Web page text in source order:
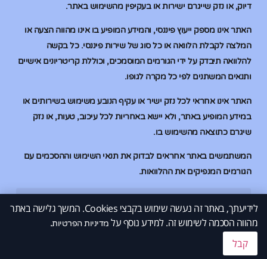
דיוק, או נזק שייגרם ישירות או בעקיפין מהשימוש באתר.
האתר אינו מספק ייעוץ פיננסי, והמידע המופיע בו אינו מהווה הצעה או
המלצה לקבלת הלוואה או כל סוג של שירות פיננסי. כל בקשה
להלוואה תיבדק על ידי הגורמים המוסמכים, וכוללת קריטריונים אישיים
ותנאים המשתנים לפי כל מקרה לגופו.
האתר אינו אחראי לכל נזק ישיר או עקיף הנובע משימוש בשירותים או
במידע המופיע באתר, ולא יישא באחריות לכל עיכוב, טעות, או נזק
שיגרם כתוצאה מהשימוש בו.
המשתמשים באתר אחראים לבדוק את תנאי השימוש וההסכמים עם
הגורמים המנפיקים את ההלוואות.
© 2026 All Rights Reserved.
לידיעתך, באתר זה נעשה שימוש בקבצי Cookies. המשך גלישה באתר
מהווה הסכמה לשימוש זה. למידע נוסף על מדיניות הפרטיות.
קבל